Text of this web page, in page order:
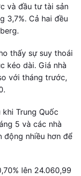
và đầu tư tài sản
3,7%. Cả hai đều
thấy sự suy thoái
kéo dài. Giá nhà
với tháng trước,
khi Trung Quốc
5 và các nhà
động nhiều hơn để
lên 24.060,99